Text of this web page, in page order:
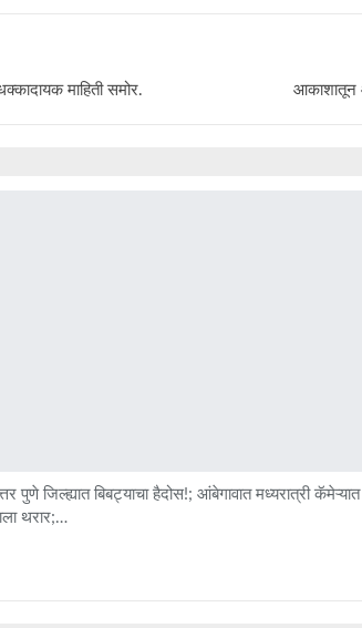
माहिती समोर. आकाशातून
पुणे जिल्ह्यात बिबट्याचा हैदोस!; आंबेगावात मध्यरात्री
थरार;…